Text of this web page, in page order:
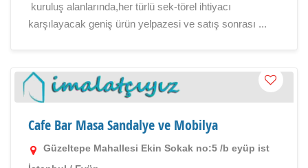
kuruluş alanlarında,her türlü sek-törel ihtiyacı
karşılayacak geniş ürün yelpazesi ve satış sonrası ...
Cafe Bar Masa Sandalye ve Mobilya
Güzeltepe Mahallesi Ekin Sokak no:5 /b eyüp ist